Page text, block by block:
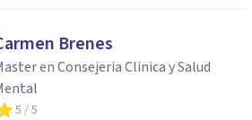
Brenes
en Consejeria Clinica y Salud
5 / 5